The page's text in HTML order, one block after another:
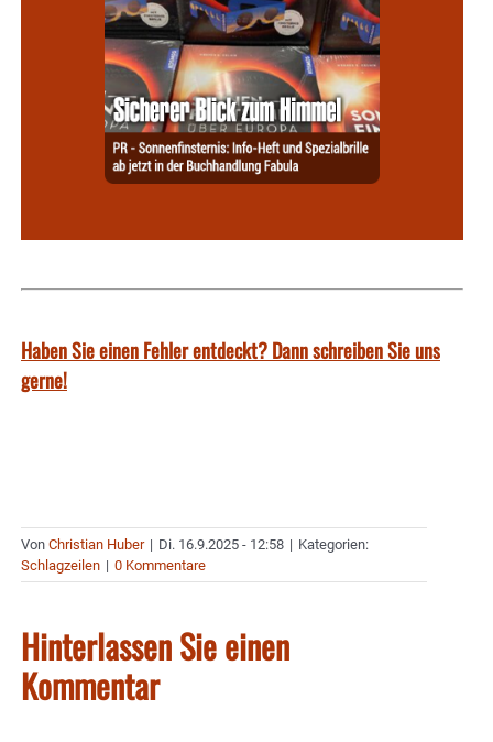
Haben Sie einen Fehler entdeckt? Dann schreiben Sie uns
gerne!
Von Christian Huber | Di. 16.9.2025 - 12:58 | Kategorien:
Schlagzeilen | 0 Kommentare
Hinterlassen Sie einen
Kommentar